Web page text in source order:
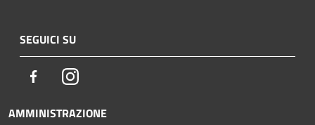
SEGUICI SU
FacebookInstagram
AMMINISTRAZIONE